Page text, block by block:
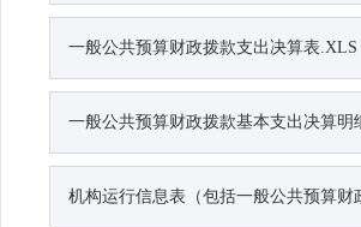
一般公共预算财政拨款支出决算表.XLS
一般公共预算财政拨款基本支出决算明
机构运行信息表（包括一般公共预算